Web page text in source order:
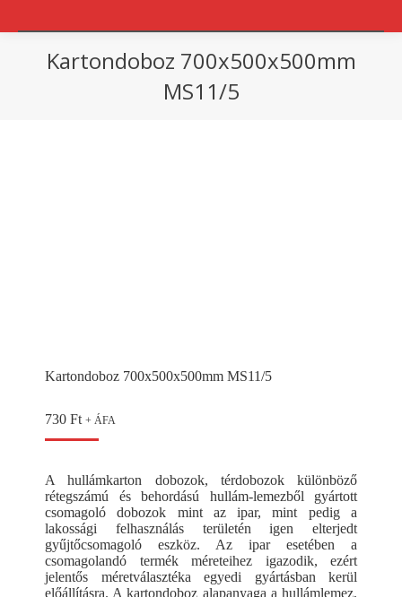
Kartondoboz 700x500x500mm
MS11/5
Kartondoboz 700x500x500mm MS11/5
730 Ft + ÁFA
A hullámkarton dobozok, térdobozok különböző
rétegszámú és behordású hullám-lemezből gyártott
csomagoló dobozok mint az ipar, mint pedig a
lakossági felhasználás területén igen elterjedt
gyűjtőcsomagoló eszköz. Az ipar esetében a
csomagolandó termék méreteihez igazodik, ezért
jelentős méretválasztéka egyedi gyártásban kerül
előállításra. A kartondoboz alapanyaga a hullámlemez,